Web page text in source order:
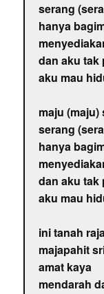
serang
hanya
dan aku tak
aku mau
maju
serang
hanya
dan aku tak
aku mau
ini tanah
majapahit
amat kaya
mendarah